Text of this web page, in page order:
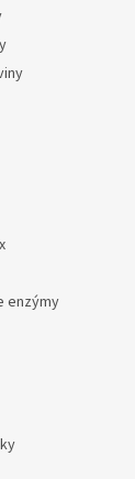
enzýmy